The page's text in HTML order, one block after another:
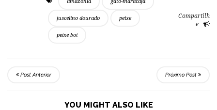
juscelino dourado peixe
peixe boi
Compartilh
e
Post Anterior Próximo Post
YOU MIGHT ALSO LIKE